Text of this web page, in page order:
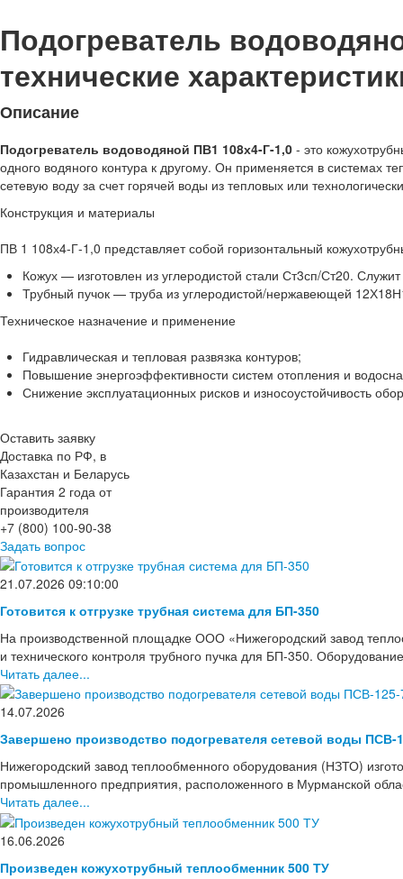
Подогреватель
технические
Описание
Подогреватель водоводяной ПВ1 108х4-Г-1,0 - это
одного водяного контура к другому. Он применяется в системах
сетевую воду за счет горячей воды из тепловых или
Конструкция и материалы
ПВ 1 108х4-Г-1,0 представляет собой горизонтальный
Кожух — изготовлен из углеродистой стали Ст3сп/Ст20.
Трубный пучок — труба из углеродистой/нержавеющей
Техническое назначение и применение
Гидравлическая и тепловая развязка контуров;
Повышение энергоэффективности систем отопления и
Снижение эксплуатационных рисков и износоустойчивость
Оставить заявку
Доставка по РФ, в
Казахстан и Беларусь
Гарантия 2 года от
производителя
+7 (800) 100-90-38
Задать вопрос
21.07.2026 09:10:00
Готовится к отгрузке трубная система для БП-350
На производственной площадке ООО «Нижегородский завод
и технического контроля трубного пучка для БП-350.
Читать далее...
14.07.2026
Завершено производство подогревателя сетевой воды ПСВ-
Нижегородский завод теплообменного оборудования (НЗТО)
промышленного предприятия, расположенного в Мурманской
Читать далее...
16.06.2026
Произведен кожухотрубный теплообменник 500 ТУ